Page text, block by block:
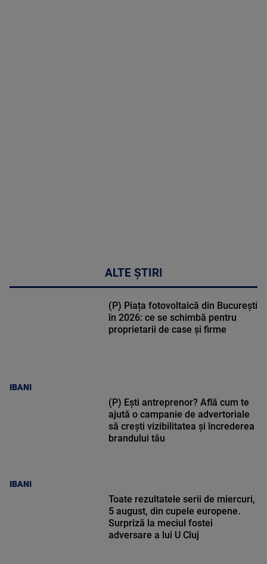
ALTE ȘTIRI
IBANI
(P) Piața fotovoltaică din București
în 2026: ce se schimbă pentru
proprietarii de case și firme
IBANI
(P) Ești antreprenor? Află cum te
ajută o campanie de advertoriale
să crești vizibilitatea și încrederea
brandului tău
Toate rezultatele serii de miercuri,
5 august, din cupele europene.
Surpriză la meciul fostei
adversare a lui U Cluj